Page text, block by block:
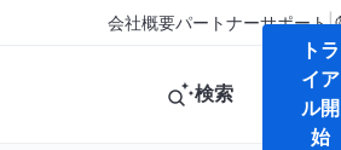
会社概要パートナーサポート|
検索
トラ
イア
ル開
始